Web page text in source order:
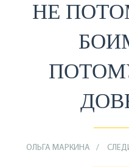
НЕ
ОЛЬГА МАРКИНА